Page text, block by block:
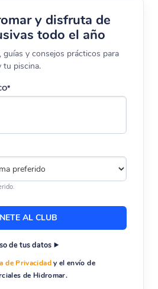
y disfruta de
todo el año
guías y consejos prácticos para
tu piscina.
de tus datos
de Privacidady el envío de
de Hidromar.